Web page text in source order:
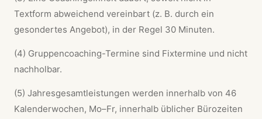
Textform abweichend vereinbart (z. B. durch ein
gesondertes Angebot), in der Regel 30 Minuten.
(4) Gruppencoaching-Termine sind Fixtermine und nicht
nachholbar.
(5) Jahresgesamtleistungen werden innerhalb von 46
Kalenderwochen, Mo–Fr, innerhalb üblicher Bürozeiten